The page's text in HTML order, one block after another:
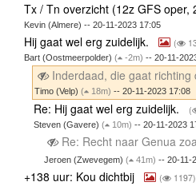
Tx / Tn overzicht (12z GFS oper,
Kevin (Almere) -- 20-11-2023 17:05
Hij gaat wel erg zuidelijk. (
Bart (Oostmeerpolder) ( -2m) -- 20-11-
Inderdaad, die gaat richting
Timo (Velp)( 18m) -- 20-11-2023 17:08
Re: Hij gaat wel erg zuidelijk. (
Steven (Gavere)( 10m) -- 20-11-2023
Re: Recht naar Genua
Jeroen (Zwevegem) ( 41m) -- 20-11-
+138 uur: Kou dichtbij ( 1197)